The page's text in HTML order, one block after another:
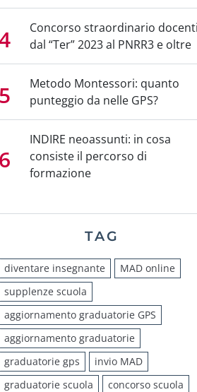
Concorso straordinario
dal “Ter” 2023 al PNRR3 e oltre
Metodo Montessori: quanto
punteggio da nelle GPS?
INDIRE neoassunti: in cosa
consiste il percorso di
formazione
TAG
diventare insegnante
MAD online
supplenze scuola
aggiornamento graduatorie GPS
aggiornamento graduatorie
graduatorie gps
invio MAD
graduatorie scuola
concorso scuola